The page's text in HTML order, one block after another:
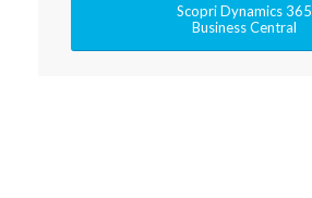
Scopri Dynamics 365
Business Central